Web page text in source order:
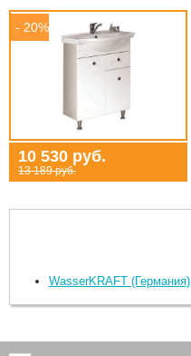
- 20%
10 530 руб.
13 189 руб.
WasserKRAFT (Германия)